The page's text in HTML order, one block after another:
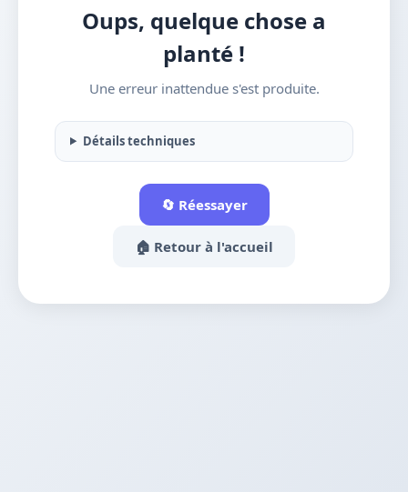
Oups, quelque chose a
planté !
Une erreur inattendue s'est produite.
Détails techniques
🔄 Réessayer
🏠 Retour à l'accueil